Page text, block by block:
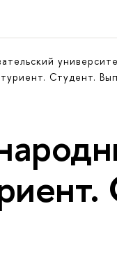
Студент.